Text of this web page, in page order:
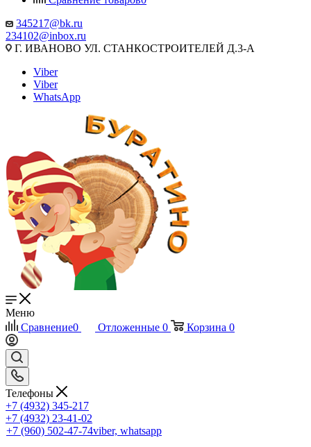
345217@bk.ru
234102@inbox.ru
Г. ИВАНОВО УЛ. СТАНКОСТРОИТЕЛЕЙ Д.3-А
Viber
Viber
WhatsApp
Меню
Сравнение0 Отложенные 0 Корзина 0
Телефоны
+7 (4932) 345-217
+7 (4932) 23-41-02
+7 (960) 502-47-74viber, whatsapp